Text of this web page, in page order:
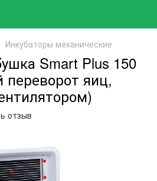
Инкубаторы механические
Smart Plus 150
переворот яиц,
отзыв